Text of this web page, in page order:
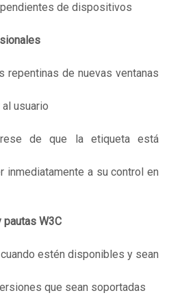
de dispositivos
repentinas de nuevas ventanas
usuario
de que la etiqueta está
inmediatamente a su control en
W3C
estén disponibles y sean
que sean soportadas